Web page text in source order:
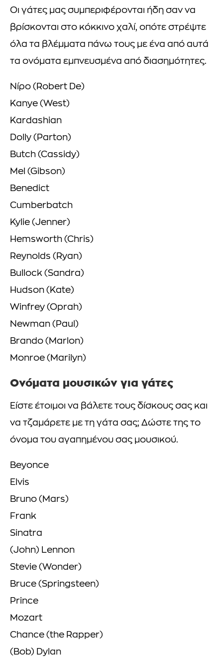
Οι γάτες μας συμπεριφέρονται ήδη σαν να
βρίσκονται στο κόκκινο χαλί, οπότε στρέψτε
όλα τα βλέμματα πάνω τους με ένα από αυτά
τα ονόματα εμπνευσμένα από διασημότητες.
Νίρο (Robert De)
Kanye (West)
Kardashian
Dolly (Parton)
Butch (Cassidy)
Mel (Gibson)
Benedict
Cumberbatch
Kylie (Jenner)
Hemsworth (Chris)
Reynolds (Ryan)
Bullock (Sandra)
Hudson (Kate)
Winfrey (Oprah)
Newman (Paul)
Brando (Marlon)
Monroe (Marilyn)
Ονόματα μουσικών για γάτες
Είστε έτοιμοι να βάλετε τους δίσκους σας και
να τζαμάρετε με τη γάτα σας; Δώστε της το
όνομα του αγαπημένου σας μουσικού.
Beyonce
Elvis
Bruno (Mars)
Frank
Sinatra
(John) Lennon
Stevie (Wonder)
Bruce (Springsteen)
Prince
Mozart
Chance (the Rapper)
(Bob) Dylan